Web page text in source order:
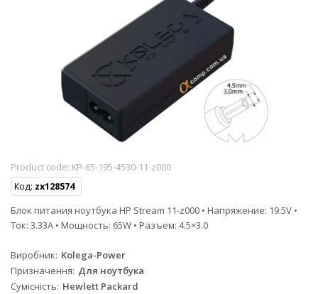
Product code: KP-65-195-4530-11-z000
Код: zx128574
Блок питания ноутбука HP Stream 11-z000 • Напряжение: 19.5V •
Ток: 3.33A • Мощность: 65W • Разъем: 4.5×3.0
Виробник Kolega-Power
Призначення Для ноутбука
Сумісність Hewlett Packard